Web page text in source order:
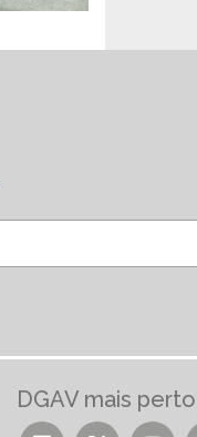
DGAV mais perto